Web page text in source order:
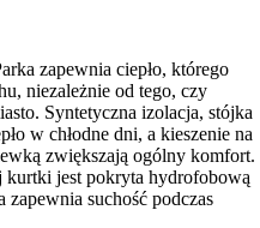
zapewnia ciepło, którego
niezależnie od tego, czy
Syntetyczna izolacja, stójka
w chłodne dni, a kieszenie na
zwiększają ogólny komfort.
kurtki jest pokryta hydrofobową
suchość podczas